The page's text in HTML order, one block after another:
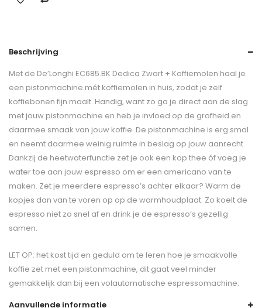
Beschrijving
Met de De’Longhi EC685.BK Dedica Zwart + Koffiemolen haal je
een pistonmachine mét koffiemolen in huis, zodat je zelf
koffiebonen fijn maalt. Handig, want zo ga je direct aan de slag
met jouw pistonmachine en heb je invloed op de grofheid en
daarmee smaak van jouw koffie. De pistonmachine is erg smal
en neemt daarmee weinig ruimte in beslag op jouw aanrecht.
Dankzij de heetwaterfunctie zet je ook een kop thee óf voeg je
water toe aan jouw espresso om er een americano van te
maken. Zet je meerdere espresso’s achter elkaar? Warm de
kopjes dan van te voren op op de warmhoudplaat. Zo koelt de
espresso niet zo snel af en drink je de espresso’s gezellig
samen.
LET OP: het kost tijd en geduld om te leren hoe je smaakvolle
koffie zet met een pistonmachine, dit gaat veel minder
gemakkelijk dan bij een volautomatische espressomachine.
Aanvullende informatie